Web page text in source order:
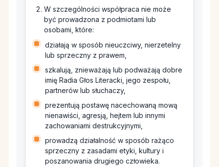
W szczególności współpraca nie może
być prowadzona z podmiotami lub
osobami, które:
działają w sposób nieuczciwy, nierzetelny
lub sprzeczny z prawem,
szkalują, znieważają lub podważają dobre
imię Radia Głos Literacki, jego zespołu,
partnerów lub słuchaczy,
prezentują postawę nacechowaną mową
nienawiści, agresją, hejtem lub innymi
zachowaniami destrukcyjnymi,
prowadzą działalność w sposób rażąco
sprzeczny z zasadami etyki, kultury i
poszanowania drugiego człowieka.